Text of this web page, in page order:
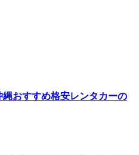
おすすめ格安レンタカーの